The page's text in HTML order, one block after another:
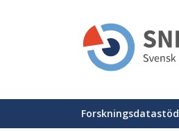
Huvudmeny
Forskningsdatastöd